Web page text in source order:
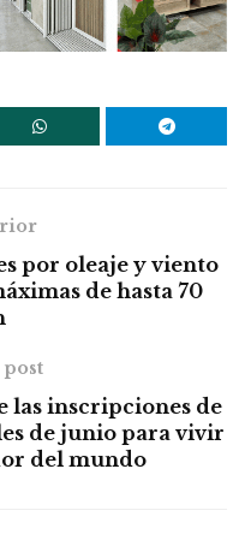
por oleaje y viento
de hasta 70
las inscripciones de
de junio para vivir
del mundo